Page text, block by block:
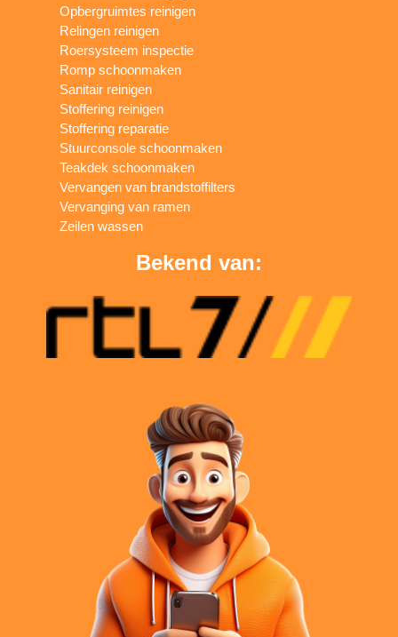
Opbergruimtes reinigen
Relingen reinigen
Roersysteem inspectie
Romp schoonmaken
Sanitair reinigen
Stoffering reinigen
Stoffering reparatie
Stuurconsole schoonmaken
Teakdek schoonmaken
Vervangen van brandstoffilters
Vervanging van ramen
Zeilen wassen
Bekend van: